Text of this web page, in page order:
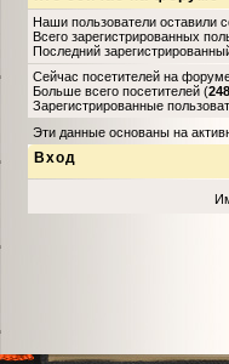
Наши пользователи оставили
Всего зарегистрированных
Последний
Сейчас посетителей на
Больше всего посетителей (
Зарегистрированные
Эти данные основаны на
Вход